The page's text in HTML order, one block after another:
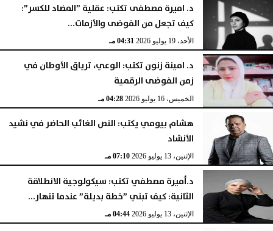
د. اميرة مصطفى تكتب: عقلية ”المضاد للكسر”:
كيف تجعل من الفوضى والأزمات...
الأحد، 19 يوليو 2026 04:31 مـ
د. امينة زنون تكتب: الوعي، ترياق الأوطان في
زمن الفوضى الرقمية
الخميس، 16 يوليو 2026 04:28 مـ
هشام بيومي يكتب: النص الغائب الحاضر في نشيد
الأنشاد
الإثنين، 13 يوليو 2026 07:10 مـ
د.أميرة مصطفي تكتب: سيكولوجية الانطلاقة
الثانية: كيف تبني ”خطة بديلة” عندما تنهار...
الإثنين، 13 يوليو 2026 04:44 مـ